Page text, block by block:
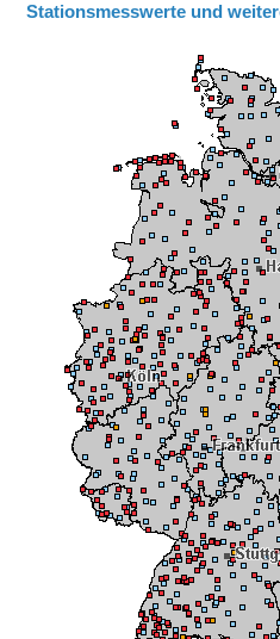
Stationsmesswerte und